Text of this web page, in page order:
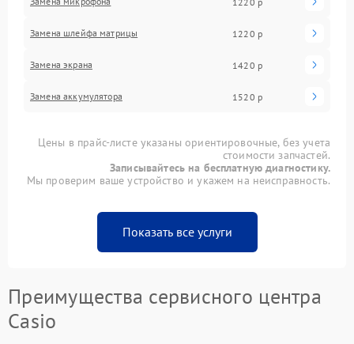
Замена шлейфа матрицы 1220 р
Замена экрана 1420 р
Замена аккумулятора 1520 р
Цены в прайс-листе указаны ориентировочные, без учета
стоимости запчастей.
Записывайтесь на бесплатную диагностику.
Мы проверим ваше устройство и укажем на неисправность.
Показать все услуги
Преимущества сервисного центра
Casio